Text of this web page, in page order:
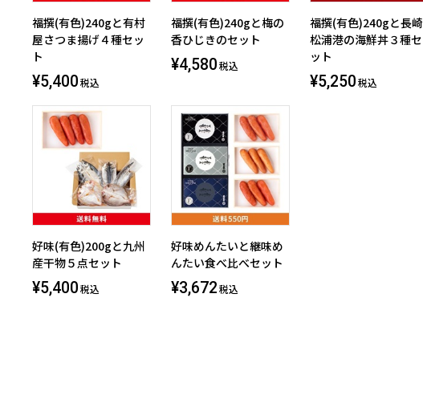
福撰(有色)240gと有村
屋さつま揚げ４種セッ
ト
¥5,400 税込
福撰(有色)240gと梅の
香ひじきのセット
¥4,580 税込
福撰(有色)240gと長崎
松浦港の海鮮丼３種セ
ット
¥5,250 税込
好味(有色)200gと九州
産干物５点セット
¥5,400 税込
好味めんたいと継味め
んたい食べ比べセット
¥3,672 税込